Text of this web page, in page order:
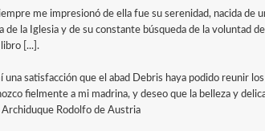
me impresionó de ella fue su serenidad, nacida de
de la Iglesia y de su constante búsqueda de la voluntad
[...].
una satisfacción que el abad Debris haya podido reunir
fielmente a mi madrina, y deseo que la belleza y
Archiduque Rodolfo de Austria